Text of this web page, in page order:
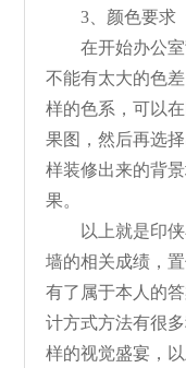
3、颜色要求
在开始办公室
不能有太大的色
样的色系，可以
果图，然后再选
样装修出来的背
果。
以上就是印侠
墙的相关成绩，
有了属于本人的
计方式方法有很
样的视觉盛宴，